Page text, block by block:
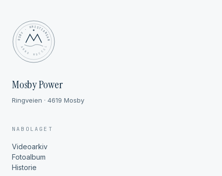
MOSBY · KRISTIANSAND
✦ ANNO MDCCCL ✦
Mosby Power
Ringveien · 4619 Mosby
NABOLAGET
Videoarkiv
Fotoalbum
Historie